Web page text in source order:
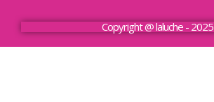
Copyright @ laluche - 2025